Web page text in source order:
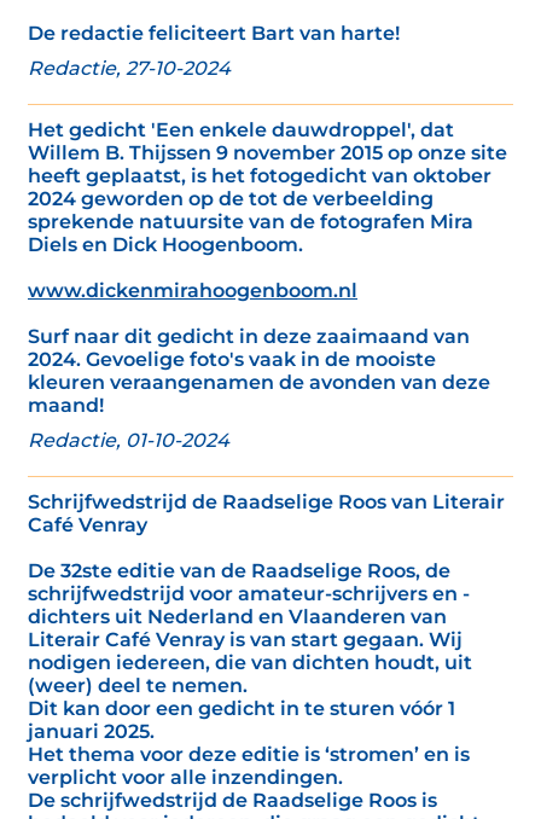
De redactie feliciteert Bart van harte!
Redactie, 27-10-2024
Het gedicht 'Een enkele dauwdroppel', dat
Willem B. Thijssen 9 november 2015 op onze site
heeft geplaatst, is het fotogedicht van oktober
2024 geworden op de tot de verbeelding
sprekende natuursite van de fotografen Mira
Diels en Dick Hoogenboom.
www.dickenmirahoogenboom.nl
Surf naar dit gedicht in deze zaaimaand van
2024. Gevoelige foto's vaak in de mooiste
kleuren veraangenamen de avonden van deze
maand!
Redactie, 01-10-2024
Schrijfwedstrijd de Raadselige Roos van Literair
Café Venray
De 32ste editie van de Raadselige Roos, de
schrijfwedstrijd voor amateur-schrijvers en -
dichters uit Nederland en Vlaanderen van
Literair Café Venray is van start gegaan. Wij
nodigen iedereen, die van dichten houdt, uit
(weer) deel te nemen.
Dit kan door een gedicht in te sturen vóór 1
januari 2025.
Het thema voor deze editie is ‘stromen’ en is
verplicht voor alle inzendingen.
De schrijfwedstrijd de Raadselige Roos is